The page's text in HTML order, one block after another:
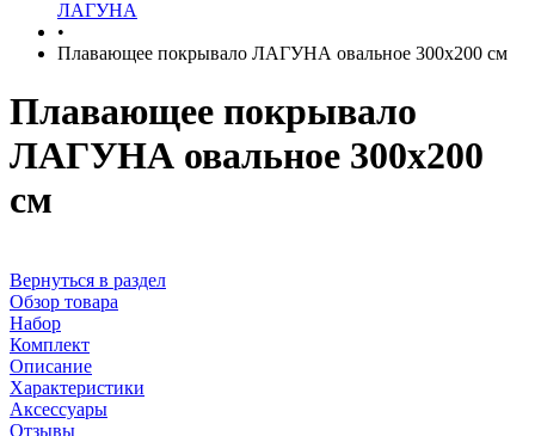
ЛАГУНА
•
Плавающее покрывало ЛАГУНА овальное 300х200 см
Плавающее покрывало
ЛАГУНА овальное 300х200
см
Вернуться в раздел
Обзор товара
Набор
Комплект
Описание
Характеристики
Аксессуары
Отзывы